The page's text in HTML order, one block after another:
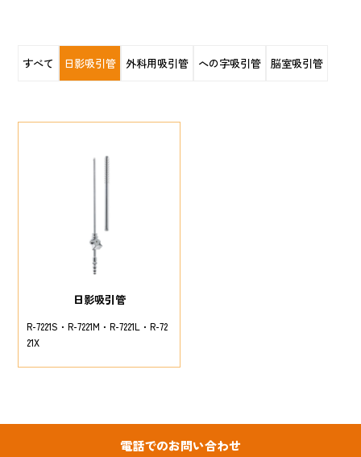
すべて 日影吸引管 外科用吸引管 への字吸引管 脳室吸引管
日影吸引管
R-7221S R-7221M R-7221L
R-72
21X
電話でのお問い合わせ